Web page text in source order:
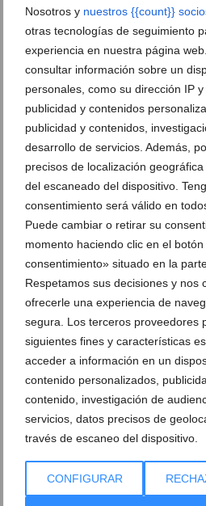
Nosotros y nuestros {{count}}
otras tecnologías de seguimiento
experiencia en nuestra página
consultar información sobre un
personales, como su dirección IP
publicidad y contenidos
publicidad y contenidos,
desarrollo de servicios. Además,
precisos de localización
del escaneado del dispositivo.
consentimiento será válido en
Puede cambiar o retirar su
momento haciendo clic en el
consentimiento» situado en la
Respetamos sus decisiones y nos
ofrecerle una experiencia de
segura. Los terceros proveedores
siguientes fines y características
acceder a información en un
contenido personalizados,
contenido, investigación de
servicios, datos precisos de
través de escaneo del dispositivo.
CONFIGURAR
22 de mayo de 2026
La VI Feria del Vino Marina
con catas, gastronomía y